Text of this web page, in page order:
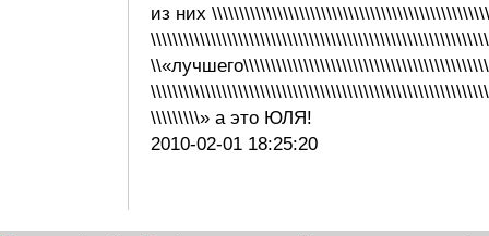
из них
\\\\\\\\\\\\\\\\\\\\\\\\\\\\\\\\\\\\\\\\\\\\\\\\\\\\\\\\\\\\\\
\\\\\\\\\\\\\\\\\\\\\\\\\\\\\\\\\\\\\\\\\\\\\\\\\\\\\\\\\\\\\\
\\\\\\\\\» а это ЮЛЯ!
2010-02-01 18:25:20